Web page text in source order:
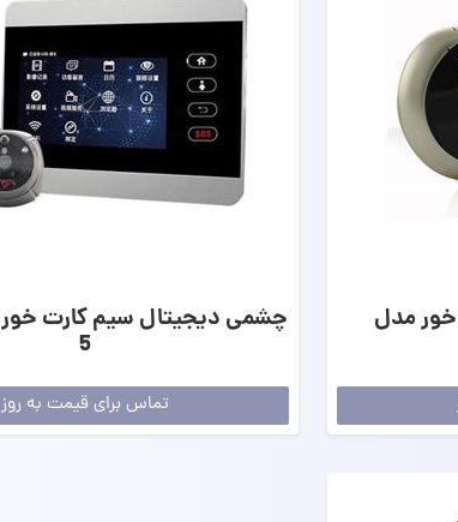
مدل
5
تماس برای قیمت به روز